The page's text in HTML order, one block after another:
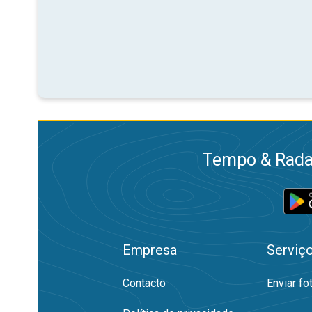
Tempo &
Empresa
Contacto Enviar